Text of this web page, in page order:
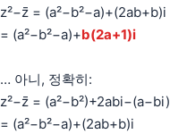
z²−z̄ = (a²−b²−a)+(2ab+b)i
= (a²−b²−a)+b(2a+1)i
… 아니, 정확히:
z²−z̄ = (a²−b²)+2abi−(a−bi)
= (a²−b²−a)+(2ab+b)i